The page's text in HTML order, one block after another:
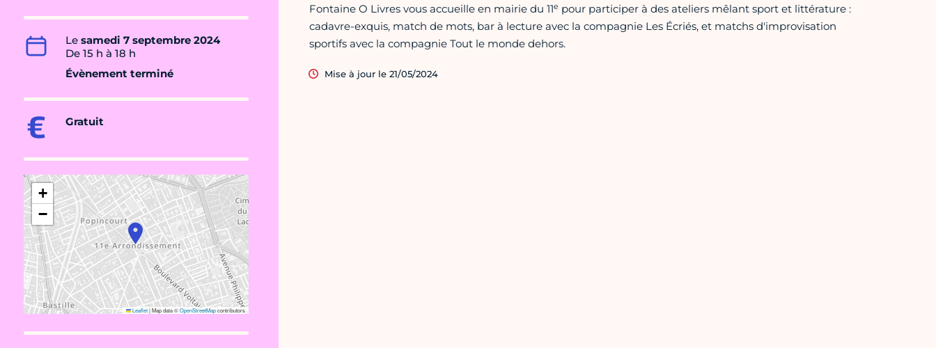
Le samedi 7 septembre 2024
De 15 h à 18 h
Évènement terminé
Gratuit
+
−
Leaflet|Map data ©OpenStreetMapcontributors
Fontaine O Livres vous accueille en mairie du 11e pour participer à des ateliers mêlant sport et littérature :
cadavre-exquis, match de mots, bar à lecture avec la compagnie Les Écriés, et matchs d'improvisation
sportifs avec la compagnie Tout le monde dehors.
Mise à jour le 21/05/2024